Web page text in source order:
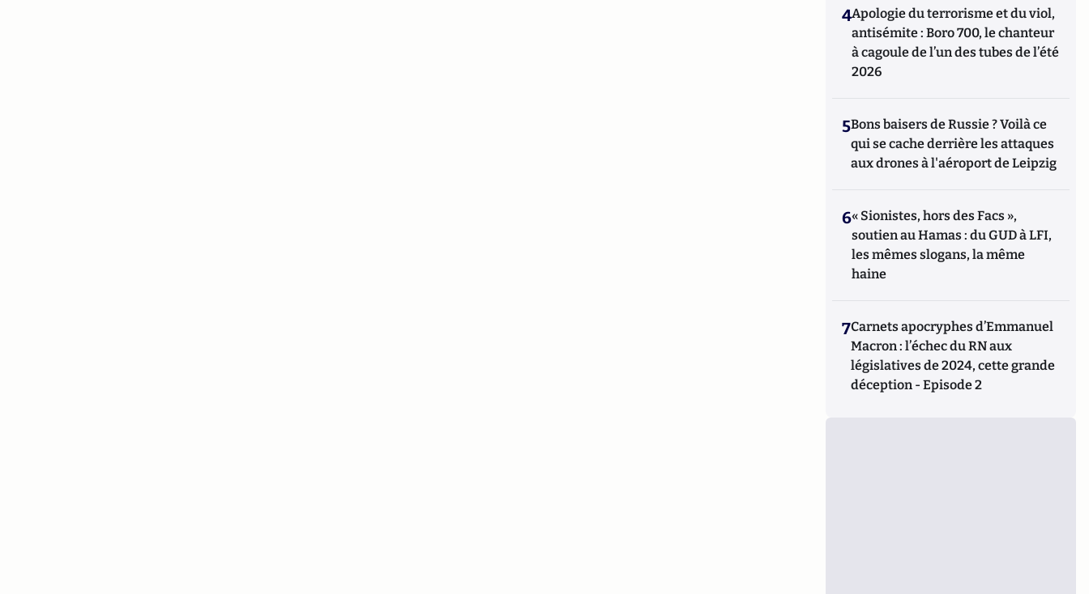
4Apologie du terrorisme et du viol,
antisémite : Boro 700, le chanteur
à cagoule de l’un des tubes de l’été
2026
5Bons baisers de Russie ? Voilà ce
qui se cache derrière les attaques
aux drones à l'aéroport de Leipzig
6« Sionistes, hors des Facs »,
soutien au Hamas : du GUD à LFI,
les mêmes slogans, la même
haine
7Carnets apocryphes d’Emmanuel
Macron : l’échec du RN aux
législatives de 2024, cette grande
déception - Episode 2